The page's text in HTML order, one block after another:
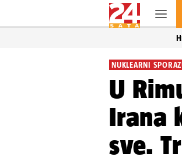
NUKLEARNI
U
Irana
sve.